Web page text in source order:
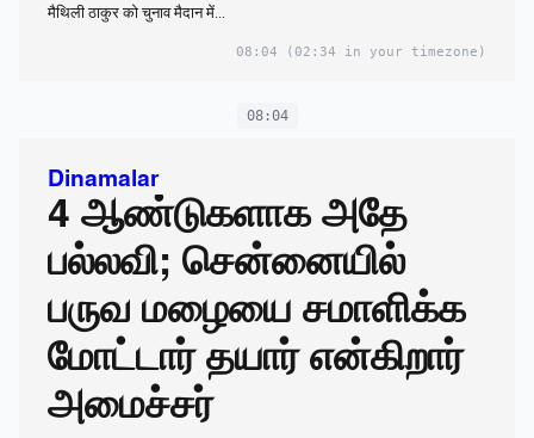
मैथिली ठाकुर को चुनाव मैदान में...
08:04 (02:34 in your timezone)
08:04
Dinamalar
4 ஆண்டுகளாக அதே
பல்லவி; சென்னையில்
பருவ மழையை சமாளிக்க
மோட்டார் தயார் என்கிறார்
அமைச்சர்